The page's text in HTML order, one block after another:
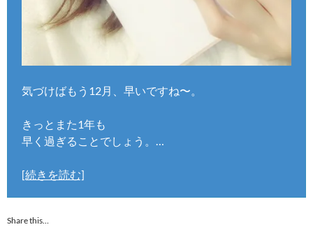
気づけばもう12月、早いですね〜。
きっとまた1年も
早く過ぎることでしょう。…
[続きを読む]
Share this…